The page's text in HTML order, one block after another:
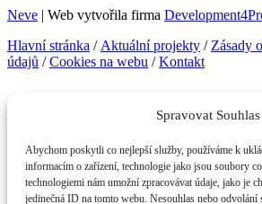
Spravovat Souhlas
Abychom poskytli co nejlepší služby, používáme k
informacím o zařízení, technologie jako jsou soubory
technologiemi nám umožní zpracovávat údaje, jako je
jedinečná ID na tomto webu. Nesouhlas nebo odvolání
Neve | Web vytvořila firma
Hlavní stránka / Aktuální projekty / Zásady
údajů /Cookies na webu /Kontakt
KONTAKTNÍ INFORMACE
InBáze, z. s.
Legerova 357/50, 120 00 Praha 2
info@inbaze.cz